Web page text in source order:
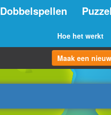
Dobbelspellen
Hoe het werkt
Maak een